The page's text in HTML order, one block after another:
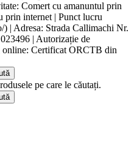
Comert cu amanuntul prin
prin internet | Punct lucru
| Adresa: Strada Callimachi Nr.
| Autorizație de
online: Certificat ORCTB din
pe care le căutați.